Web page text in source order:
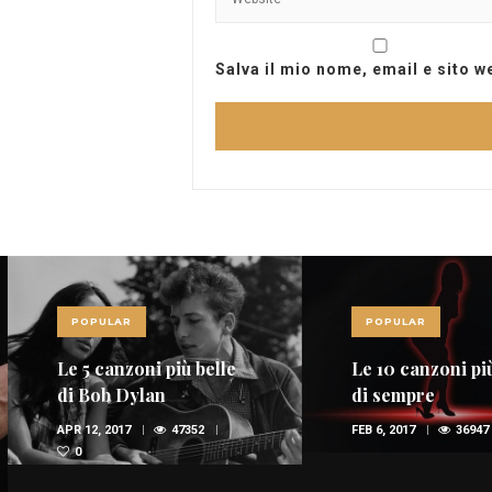
Salva il mio nome, email e sito
POPULAR
Le 5 canzoni più belle
di Bob Dylan
APR 12, 2017
47352
0
POPULAR
Le 10 canzoni
di sempre
FEB 6, 2017 36947